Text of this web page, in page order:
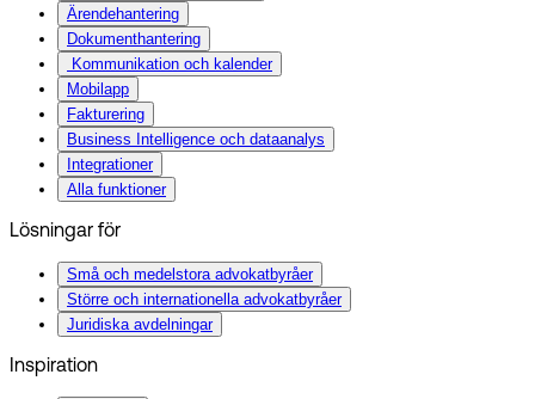
Ärendehantering
Dokumenthantering
Kommunikation och kalender
Mobilapp
Fakturering
Business Intelligence och dataanalys
Integrationer
Alla funktioner
Lösningar för
Små och medelstora advokatbyråer
Större och internationella advokatbyråer
Juridiska avdelningar
Inspiration